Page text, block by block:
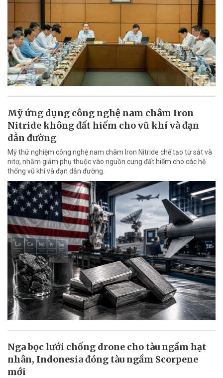
Mỹ ứng dụng công nghệ nam châm Iron
Nitride không đất hiếm cho vũ khí và đạn
dẫn đường
Mỹ thử nghiệm công nghệ nam châm Iron Nitride chế tạo từ sắt và
nitơ, nhằm giảm phụ thuộc vào nguồn cung đất hiếm cho các hệ
thống vũ khí và đạn dẫn đường.
Nga bọc lưới chống drone cho tàu ngầm hạt
nhân, Indonesia đóng tàu ngầm Scorpene
mới